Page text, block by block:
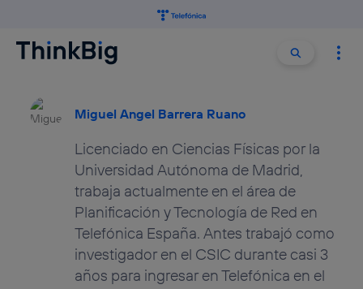
Buscar
Miguel Angel Barrera Ruano
Licenciado en Ciencias Físicas por la
Universidad Autónoma de Madrid,
trabaja actualmente en el área de
Planificación y Tecnología de Red en
Telefónica España. Antes trabajó como
investigador en el CSIC durante casi 3
años para ingresar en Telefónica en el